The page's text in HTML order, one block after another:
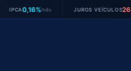
0,16%mês JUROS VEÍCULOS26,44%a.a.